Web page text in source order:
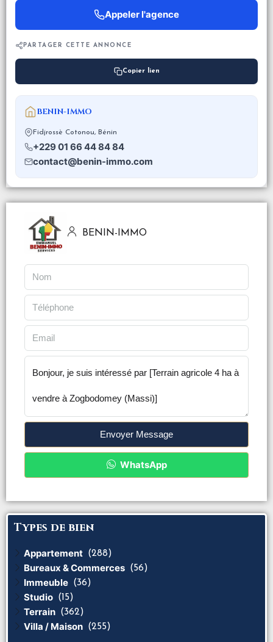
Appeler l'agence
PARTAGER CETTE ANNONCE
Copier lien
BENIN-IMMO
Fidjrossè Cotonou, Bénin
+229 01 66 44 84 84
contact@benin-immo.com
BENIN-IMMO
Envoyer Message
WhatsApp
Types de bien
Appartement (288)
Bureaux & Commerces (56)
Immeuble (36)
Studio (15)
Terrain (362)
Villa / Maison (255)